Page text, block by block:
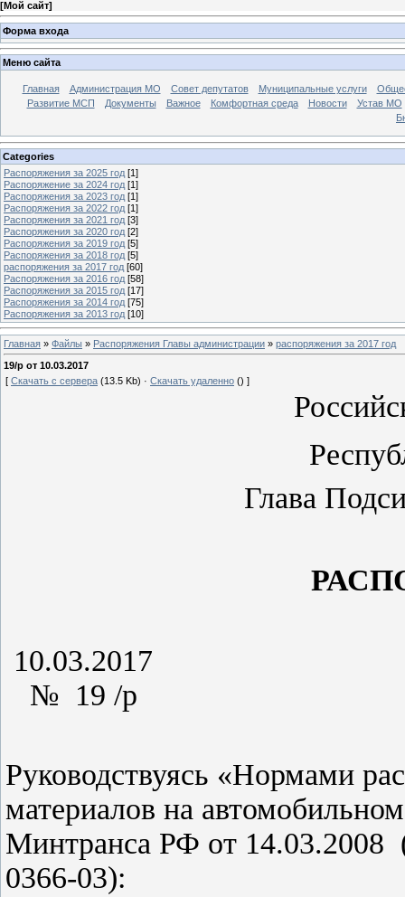
[Мой сайт]
Форма входа
Меню сайта
Главная Администрация МО Совет депутатов Муниципальные услуги
Развитие МСП
Документы Важное Комфортная среда Новости
Устав МО
Categories
Распоряжения за 2025 год [1]
Распоряжение за 2024 год [1]
Распоряжения за 2023 год [1]
Распоряжения за 2022 год [1]
Распоряжения за 2021 год [3]
Распоряжения за 2020 год [2]
Распоряжения за 2019 год [5]
Распоряжения за 2018 год [5]
распоряжения за 2017 год [60]
Распоряжения за 2016 год [58]
Распоряжения за 2015 год [17]
Распоряжения за 2014 год [75]
Распоряжения за 2013 год [10]
Главная » Файлы » Распоряжения Главы администрации » распоряжения за 2017 год
19/р от 10.03.2017
[ Скачать с сервера (13.5 Kb) · Скачать удаленно () ]
Глава
№ 19 /р
Руководствуясь «Нормами
материалов на
Минтранса РФ от 14.03.2008
0366-03):